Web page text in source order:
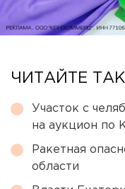
ЧИТАЙТЕ
Участок с
на аукцион по
Ракетная
области